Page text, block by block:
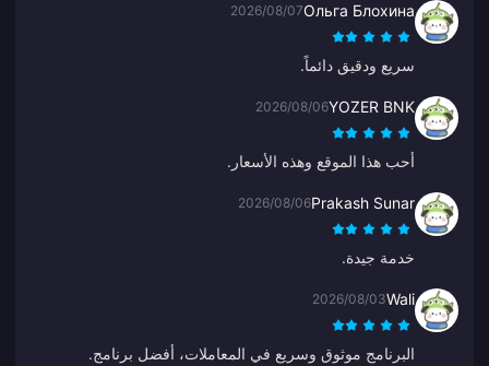
Ольга Блохина
2026/08/07
سريع ودقيق دائماً.
YOZER BNK
2026/08/06
أحب هذا الموقع وهذه الأسعار.
Prakash Sunar
2026/08/06
خدمة جيدة.
Wali
2026/08/03
البرنامج موثوق وسريع في المعاملات، أفضل برنامج.